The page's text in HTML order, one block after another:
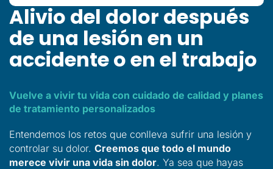
Alivio del dolor después
de una lesión en un
accidente o en el trabajo
Vuelve a vivir tu vida con cuidado de calidad y planes
de tratamiento personalizados
Entendemos los retos que conlleva sufrir una lesión y
controlar su dolor. Creemos que todo el mundo
merece vivir una vida sin dolor. Ya sea que hayas